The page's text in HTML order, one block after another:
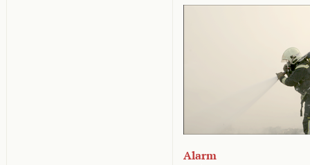
Alarm